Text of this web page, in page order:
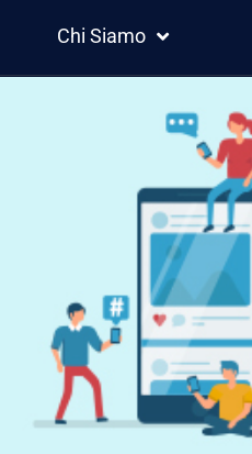
Chi Siamo